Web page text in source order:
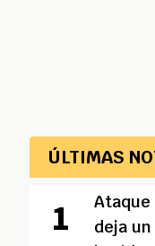
ÚLTIMAS
Ataque
deja